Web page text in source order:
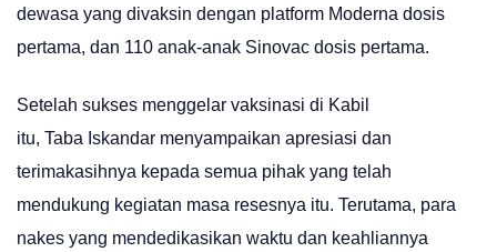
dewasa yang divaksin dengan platform Moderna dosis
pertama, dan 110 anak-anak Sinovac dosis pertama.
Setelah sukses menggelar vaksinasi di Kabil
itu, Taba Iskandar menyampaikan apresiasi dan
terimakasihnya kepada semua pihak yang telah
mendukung kegiatan masa resesnya itu. Terutama, para
nakes yang mendedikasikan waktu dan keahliannya